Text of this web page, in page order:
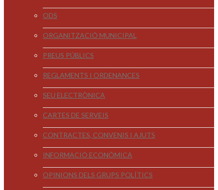
ODS
ORGANITZACIÓ MUNICIPAL
PREUS PÚBLICS
REGLAMENTS I ORDENANCES
SEU ELECTRÒNICA
CARTES DE SERVEIS
CONTRACTES, CONVENIS I AJUTS
INFORMACIÓ ECONÒMICA
OPINIONS DELS GRUPS POLÍTICS